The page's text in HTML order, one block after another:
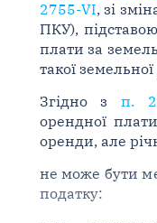
2755-VI, зі
ПКУ),
плати за
такої
Згідно з п.
орендної
оренди, але
не може бути
податку: